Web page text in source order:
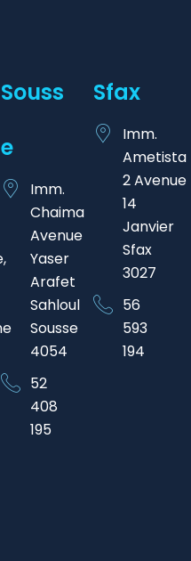
Souss
E
Imm.
Chaima
Avenue
Yaser
Arafet
Sahloul
Sousse
4054
52
408
195
Sfax
Imm.
Ametista
2 Avenue
14
Janvier
Sfax
3027
56
593
194